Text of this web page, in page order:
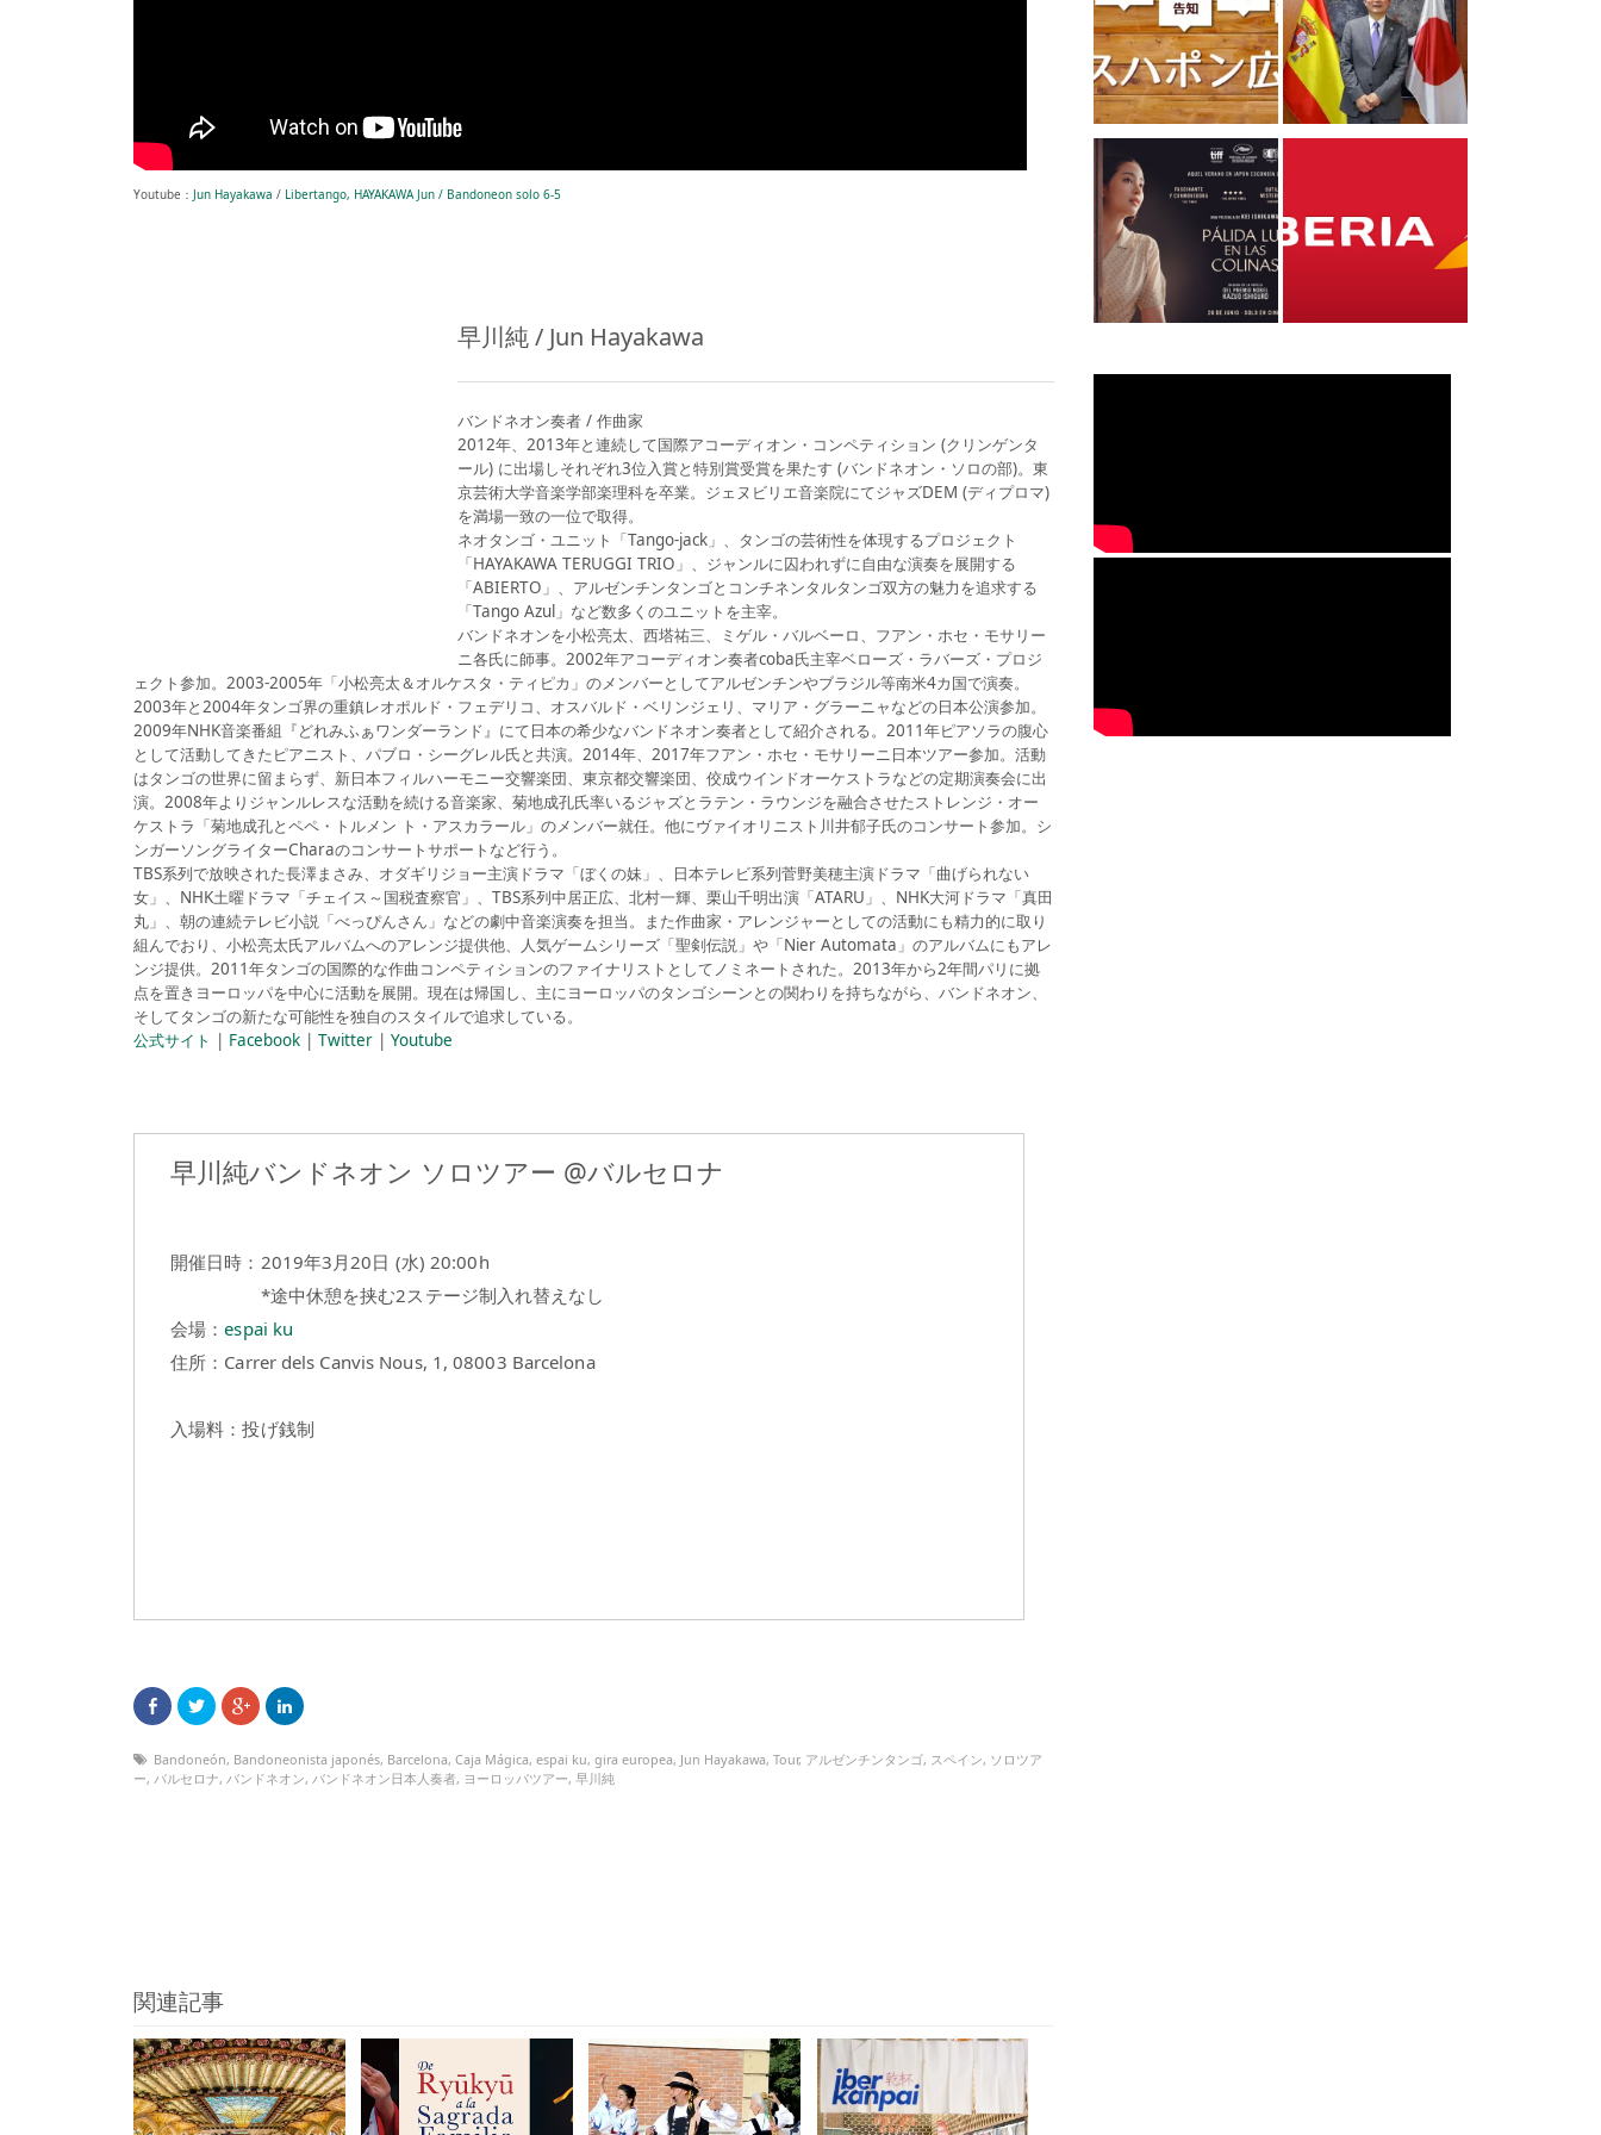
Youtube： Jun Hayakawa / Libertango, HAYAKAWA Jun / Bandoneon solo 6-5
早川純 / Jun Hayakawa
バンドネオン奏者 / 作曲家
2012年、2013年と連続して国際アコーディオン・コンペティション (クリンゲンタ
ール) に出場しそれぞれ3位入賞と特別賞受賞を果たす (バンドネオン・ソロの部)。東
京芸術大学音楽学部楽理科を卒業。ジェヌビリエ音楽院にてジャズDEM (ディプロマ)
を満場一致の一位で取得。
ネオタンゴ・ユニット「Tango-jack」、タンゴの芸術性を体現するプロジェクト
「HAYAKAWA TERUGGI TRIO」、ジャンルに囚われずに自由な演奏を展開する
「ABIERTO」、アルゼンチンタンゴとコンチネンタルタンゴ双方の魅力を追求する
「Tango Azul」など数多くのユニットを主宰。
バンドネオンを小松亮太、西塔祐三、ミゲル・バルベーロ、フアン・ホセ・モサリー
ニ各氏に師事。2002年アコーディオン奏者coba氏主宰ベローズ・ラバーズ・プロジ
ェクト参加。2003-2005年「小松亮太＆オルケスタ・ティピカ」のメンバーとしてアルゼンチンやブラジル等南米4カ国で演奏。
2003年と2004年タンゴ界の重鎮レオポルド・フェデリコ、オスバルド・ベリンジェリ、マリア・グラーニャなどの日本公演参加。
2009年NHK音楽番組『どれみふぁワンダーランド』にて日本の希少なバンドネオン奏者として紹介される。2011年ピアソラの腹心
として活動してきたピアニスト、パブロ・シーグレル氏と共演。2014年、2017年フアン・ホセ・モサリーニ日本ツアー参加。活動
はタンゴの世界に留まらず、新日本フィルハーモニー交響楽団、東京都交響楽団、佼成ウインドオーケストラなどの定期演奏会に出
演。2008年よりジャンルレスな活動を続ける音楽家、菊地成孔氏率いるジャズとラテン・ラウンジを融合させたストレンジ・オー
ケストラ「菊地成孔とペペ・トルメン ト・アスカラール」のメンバー就任。他にヴァイオリニスト川井郁子氏のコンサート参加。シ
ンガーソングライターCharaのコンサートサポートなど行う。
TBS系列で放映された長澤まさみ、オダギリジョー主演ドラマ「ぼくの妹」、日本テレビ系列菅野美穂主演ドラマ「曲げられない
女」、NHK土曜ドラマ「チェイス～国税査察官」、TBS系列中居正広、北村一輝、栗山千明出演「ATARU」、NHK大河ドラマ「真田
丸」、朝の連続テレビ小説「べっぴんさん」などの劇中音楽演奏を担当。また作曲家・アレンジャーとしての活動にも精力的に取り
組んでおり、小松亮太氏アルバムへのアレンジ提供他、人気ゲームシリーズ「聖剣伝説」や「Nier Automata」のアルバムにもアレ
ンジ提供。2011年タンゴの国際的な作曲コンペティションのファイナリストとしてノミネートされた。2013年から2年間パリに拠
点を置きヨーロッパを中心に活動を展開。現在は帰国し、主にヨーロッパのタンゴシーンとの関わりを持ちながら、バンドネオン、
そしてタンゴの新たな可能性を独自のスタイルで追求している。
公式サイト | Facebook | Twitter | Youtube
早川純バンドネオン ソロツアー @バルセロナ
開催日時：2019年3月20日 (水) 20:00h
*途中休憩を挟む2ステージ制入れ替えなし
会場：espai ku
住所：Carrer dels Canvis Nous, 1, 08003 Barcelona
入場料：投げ銭制
Bandoneón, Bandoneonista japonés, Barcelona, Caja Mágica, espai ku, gira europea, Jun Hayakawa, Tour, アルゼンチンタンゴ, スペイン, ソロツア
ー, バルセロナ, バンドネオン, バンドネオン日本人奏者, ヨーロッパツアー, 早川純
関連記事